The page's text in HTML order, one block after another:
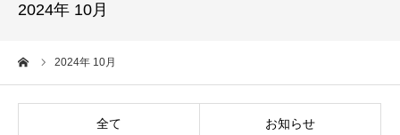
2024年 10月
2024年 10月
全て お知らせ